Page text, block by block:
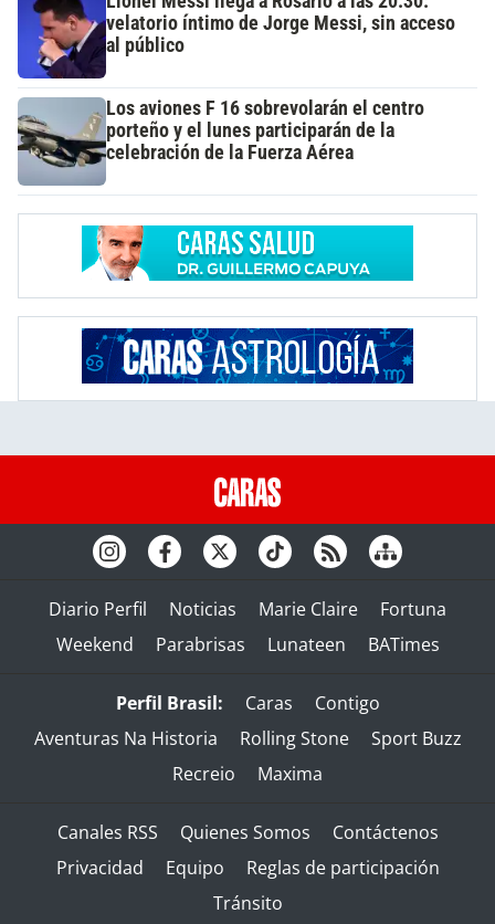
velatorio íntimo de Jorge Messi, sin acceso
al público
Los aviones F 16 sobrevolarán el centro
porteño y el lunes participarán de la
celebración de la Fuerza Aérea
Diario Perfil Noticias Marie Claire
Fortuna
Weekend
Parabrisas Lunateen BATimes
Perfil Brasil: Caras
Contigo
Aventuras Na Historia
Rolling Stone
Sport Buzz
Recreio
Maxima
Canales RSS Quienes Somos
Contáctenos
Privacidad
Equipo
Reglas de participación
Tránsito